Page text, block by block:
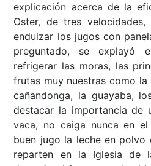
explicación acerca de la
Oster, de tres
endulzar los jugos con
preguntado, se explayó
refrigerar las moras, las
frutas muy nuestras como la
cañandonga, la guayaba,
destacar la importancia de
vaca, no caiga nunca en
buen jugo la leche en polvo
reparten en la Iglesia de